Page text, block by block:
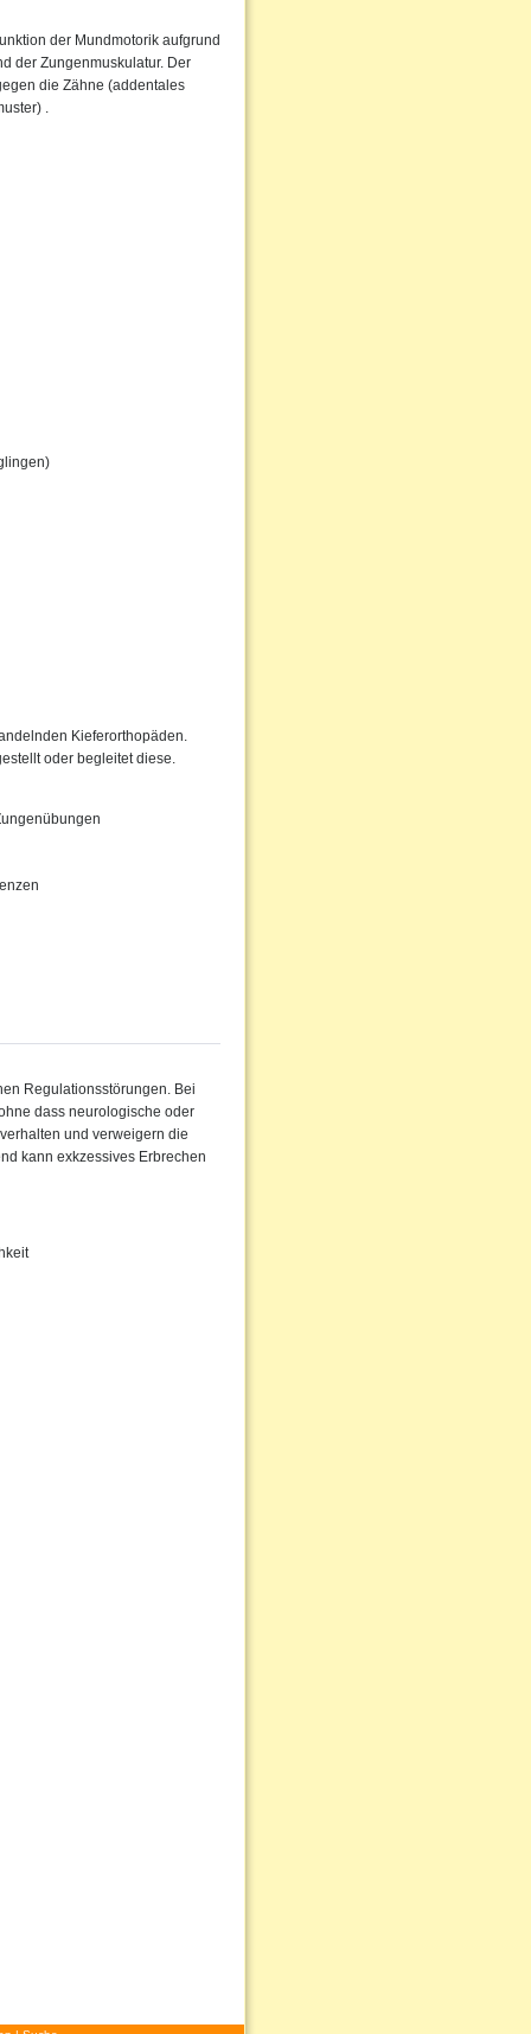
der Mundmotorik aufgrund
der Zungenmuskulatur. Der
die Zähne (addentales
.
Kieferorthopäden.
oder begleitet diese.
Regulationsstörungen. Bei
dass neurologische oder
und verweigern die
kann exkzessives Erbrechen